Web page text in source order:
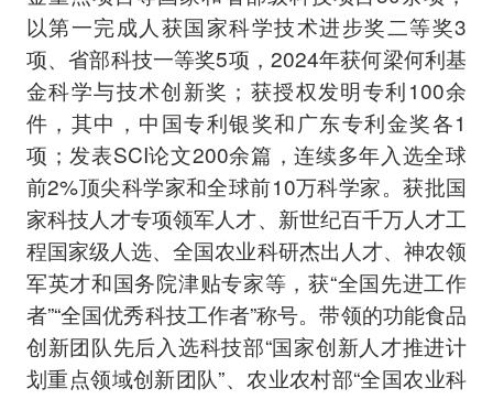
以第一完成人获国家科学技术进步奖二等奖3
项、省部科技一等奖5项，2024年获何梁何利基
金科学与技术创新奖；获授权发明专利100余
件，其中，中国专利银奖和广东专利金奖各1
项；发表SCI论文200余篇，连续多年入选全球
前2%顶尖科学家和全球前10万科学家。获批国
家科技人才专项领军人才、新世纪百千万人才工
程国家级人选、全国农业科研杰出人才、神农领
军英才和国务院津贴专家等，获“全国先进工作
者”“全国优秀科技工作者”称号。带领的功能食品
创新团队先后入选科技部“国家创新人才推进计
划重点领域创新团队”、农业农村部“全国农业科